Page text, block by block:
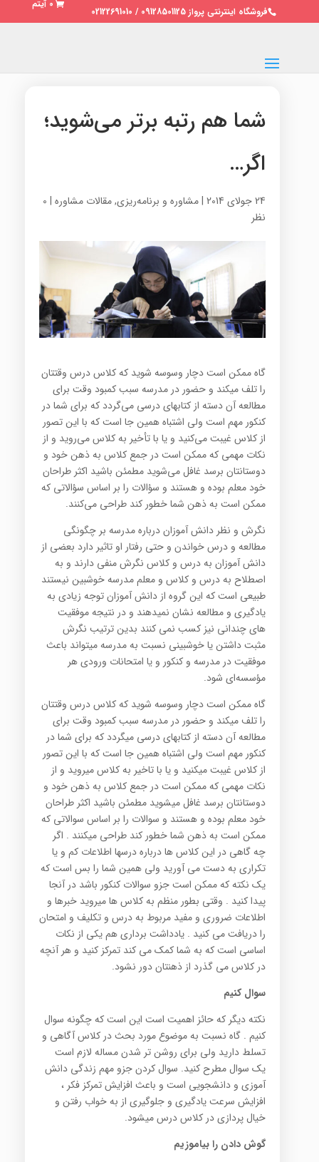
فروشگاه اینترنتی پرواز 09128501125 / 02122691010
0 آیتم
شما هم رتبه برتر می‌شوید؛
اگر…
24 جولای 2014 |مشاوره و برنامه‌ریزی,مقالات مشاوره|
0
نظر
گاه ممكن است دچار وسوسه شوید كه كلاس درس وقتتان
را تلف میكند و حضور در مدرسه سبب كمبود وقت برای
‏مطالعه آن دسته از كتابهای درسی می‌گردد كه برای شما در
كنكور مهم است ولی اشتباه همین جا است كه با این تصور
از ‏كلاس غیبت می‌كنید و یا با تأخیر به كلاس می‌روید و از
نكات مهمی كه ممكن است در جمع كلاس به ذهن خود و
‏دوستانتان برسد غافل می‌شوید مطمئن باشید اكثر طراحان
خود معلم بوده و هستند و سؤالات را بر اساس سؤالاتی كه
‏ممكن است به ذهن شما خطور كند طراحی می‌كنند‎.‎
نگرش و نظر دانش آموزان درباره مدرسه بر چگونگی
مطالعه و درس خواندن و حتی رفتار او تاثیر دارد بعضی از
دانش ‏آموزان به درس و كلاس نگرش منفی دارند و به
اصطلاح به درس و كلاس و معلم مدرسه خوشبین نیستند
طبیعی است ‏كه این گروه از دانش آموزان توجه زیادی به
یادگیری و مطالعه نشان نمیدهند و در نتیجه موفقیت
های چندانی نیز كسب ‏نمی كنند بدین ترتیب نگرش
مثبت داشتن یا خوشبینی نسبت به مدرسه میتواند باعث
موفقیت در مدرسه و كنكور و یا ‏امتحانات ورودی هر
مؤسسه‌ای شود.‎
گاه ممكن است دچار وسوسه شوید كه كلاس درس وقتتان
را تلف میكند و حضور در مدرسه سبب كمبود وقت برای
‏مطالعه آن دسته از كتابهای درسی میگردد كه برای شما در
كنكور مهم است ولی اشتباه همین جا است كه با این تصور
از ‏كلاس غیبت میكنید و یا با تاخیر به كلاس میروید و از
نكات مهمی كه ممكن است در جمع كلاس به ذهن خود و
‏دوستانتان برسد غافل میشوید مطمئن باشید اكثر طراحان
خود معلم بوده و هستند و سوالات را بر اساس سوالاتی كه
‏ممكن است به ذهن شما خطور كند طراحی میكنند . اگر
چه گاهی در این كلاس ها درباره درسها اطلاعات كم و یا
‏تكراری به دست می آورید ولی همین شما را بس است كه
یك نكته كه ممكن است جزو سوالات كنكور باشد در آنجا
پیدا ‏كنید . وقتی بطور منظم به كلاس ها میروید خبرها و
اطلاعات ضروری و مفید مربوط به درس و تكلیف و امتحان
را ‏دریافت می كنید . یادداشت برداری هم یكی از نكات
اساسی است كه به شما كمك می كند تمركز كنید و هر آنچه
در ‏كلاس می گذرد از ذهنتان دور نشود.‎
سوال کنیم
نكته دیگر كه حائز اهمیت است این است كه چگونه سوال
كنیم . گاه نسبت به موضوع مورد بحث در كلاس آگاهی و
‏تسلط دارید ولی برای روشن تر شدن مساله لازم است
یك سوال مطرح كنید. سوال كردن جزو مهم زندگی دانش
آموزی ‏و دانشجویی است و باعث افزایش تمركز فكر ،
افزایش سرعت یادگیری و جلوگیری از به خواب رفتن و
خیال پردازی در ‏كلاس درس میشود‎.‎
گوش دادن را بیاموزیم